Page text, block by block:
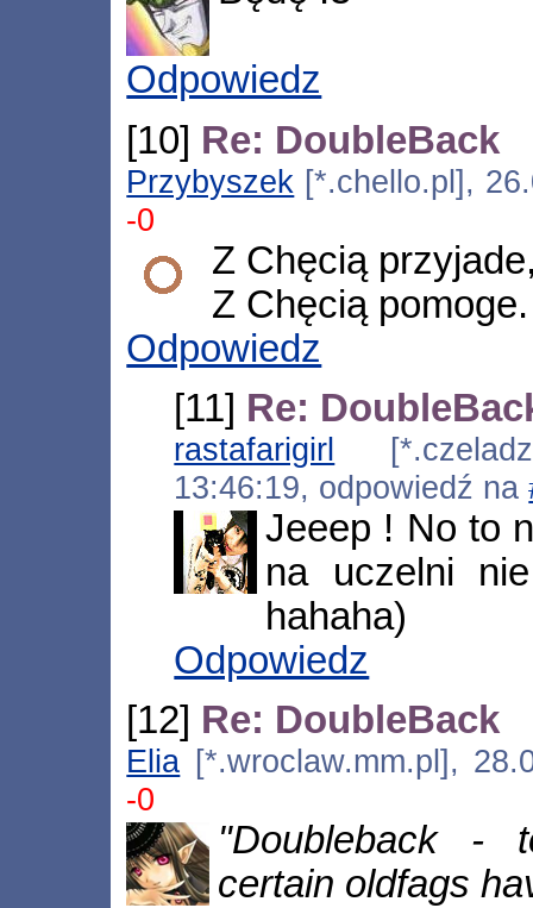
Odpowiedz
[10] Re: DoubleBack
Przybyszek [*.chello.pl],
-0
Z Chęcią
Z Chęcią pomoge.
Odpowiedz
[11] Re:
rastafarigirl
13:46:19, odpowiedź na
Jeeep ! No to
na uczelni
hahaha)
Odpowiedz
[12] Re: DoubleBack
Elia [*.wroclaw.mm.pl],
-0
"Doubleback -
certain oldfags